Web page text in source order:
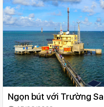
Ngọn bút với Trường Sa